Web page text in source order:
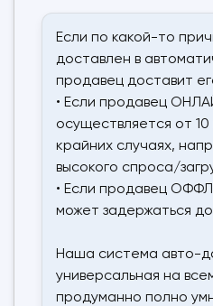
Если по какой-то
доставлен в
продавец доставит
• Если продавец
осуществляется от
крайних случаях,
высокого спроса/
• Если продавец
может задержаться
Наша система авто-
универсальная на
продуманно полно